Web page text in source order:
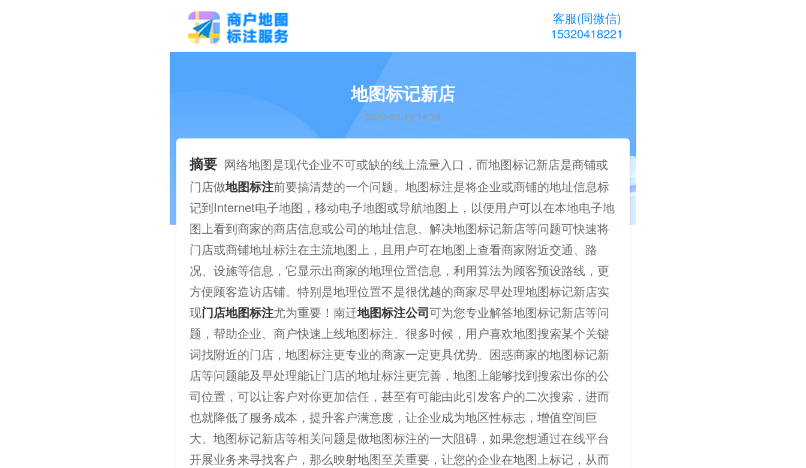
客服(同微信)
15320418221
地图标记新店
2023-03-16 14:39
摘要 网络地图是现代企业不可或缺的线上流量入口，而地图标记新店是商铺或
门店做地图标注前要搞清楚的一个问题。地图标注是将企业或商铺的地址信息标
记到Internet电子地图，移动电子地图或导航地图上，以便用户可以在本地电子地
图上看到商家的商店信息或公司的地址信息。解决地图标记新店等问题可快速将
门店或商铺地址标注在主流地图上，且用户可在地图上查看商家附近交通、路
况、设施等信息，它显示出商家的地理位置信息，利用算法为顾客预设路线，更
方便顾客造访店铺。特别是地理位置不是很优越的商家尽早处理地图标记新店实
现门店地图标注尤为重要！南迁地图标注公司可为您专业解答地图标记新店等问
题，帮助企业、商户快速上线地图标注。很多时候，用户喜欢地图搜索某个关键
词找附近的门店，地图标注更专业的商家一定更具优势。困惑商家的地图标记新
店等问题能及早处理能让门店的地址标注更完善，地图上能够找到搜索出你的公
司位置，可以让客户对你更加信任，甚至有可能由此引发客户的二次搜索，进而
也就降低了服务成本，提升客户满意度，让企业成为地区性标志，增值空间巨
大。地图标记新店等相关问题是做地图标注的一大阻碍，如果您想通过在线平台
开展业务来寻找客户，那么映射地图至关重要，让您的企业在地图上标记，从而